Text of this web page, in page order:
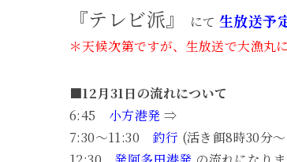
『テレビ派』 にて生放送予
＊天候次第ですが、生放送で大漁丸
■12月31日の流れについて
6:45 小方港発 ⇒
7:30～11:30 釣行 (活き餌8時30分